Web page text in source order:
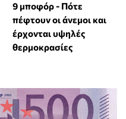
9 μποφόρ - Πότε
πέφτουν οι άνεμοι και
έρχονται υψηλές
θερμοκρασίες